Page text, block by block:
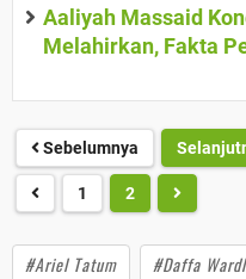
Aaliyah Massaid
Melahirkan, Fakta
Sebelumnya
1 2
#Ariel Tatum #Daffa